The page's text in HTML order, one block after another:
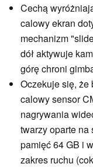
Cechą
calowy ekran
mechanizm
dół aktywuje
górę chroni
Oczekuje się, że
calowy sensor
nagrywania
twarzy oparte
pamięć 64 GB i
zakres ruchu